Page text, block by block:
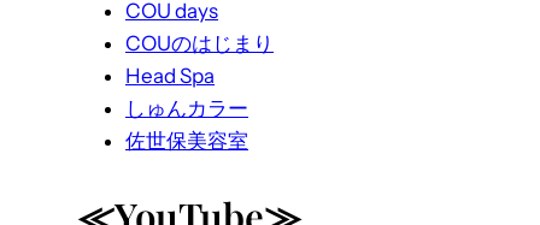
COU days
COUのはじまり
Head Spa
しゅんカラー
佐世保美容室